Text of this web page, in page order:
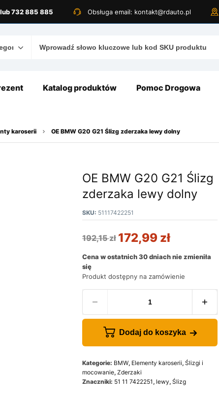
732 885 885 Obsługa email: kontakt@rdauto.pl
Katalog produktów Pomoc Drogowa
karoserii OE BMW G20 G21 Ślizg zderzaka lewy dolny
OE BMW G20 G21 Ślizg
zderzaka lewy dolny
SKU: 51117422251
192,15zł 172,99 zł
Cena w ostatnich 30 dniach nie zmieniła
się
Produkt dostępny na zamówienie
Dodaj do koszyka
Kategorie: BMW, Elementy karoserii, Ślizgi i
mocowanie, Zderzaki
Znaczniki: 51 11 7422251 , lewy, Ślizg